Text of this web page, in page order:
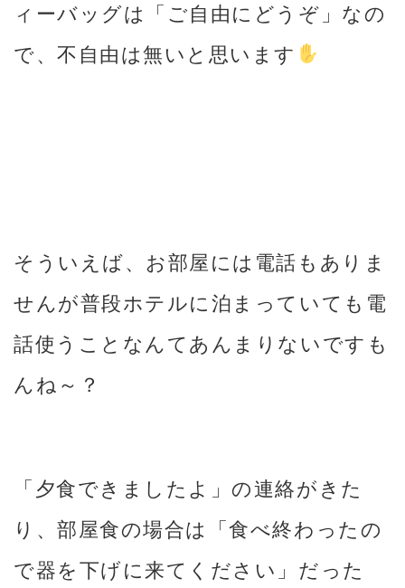
ィーバッグは「ご自由にどうぞ」なの
で、不自由は無いと思います
そういえば、お部屋には電話もありま
せんが普段ホテルに泊まっていても電
話使うことなんてあんまりないですも
んね～？
「夕食できましたよ」の連絡がきた
り、部屋食の場合は「食べ終わったの
で器を下げに来てください」だった